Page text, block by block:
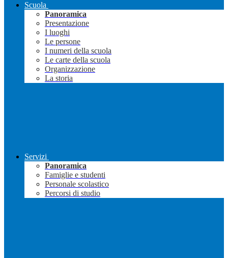
Scuola
Panoramica
Presentazione
I luoghi
Le persone
I numeri della scuola
Le carte della scuola
Organizzazione
La storia
Servizi
Panoramica
Famiglie e studenti
Personale scolastico
Percorsi di studio